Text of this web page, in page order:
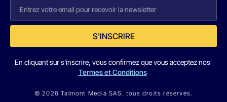
S'INSCRIRE
En cliquant sur s'inscrire, vous confirmez que vous acceptez nos
Termes et Conditions
© 2026 Talmont Media SAS. tous droits réservés.